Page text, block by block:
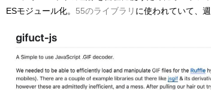
ESモジュール化。 55のライブラリ に使われていて、